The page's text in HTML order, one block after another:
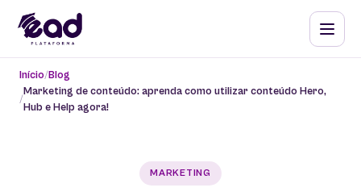
Início Blog
Marketing de conteúdo: aprenda como utilizar conteúdo Hero,
Hub e Help agora!
MARKETING